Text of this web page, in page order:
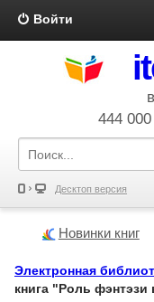
Войти
444 000
Десктоп версия
Новинки книг
Электронная
книга "Роль фэнтэзи